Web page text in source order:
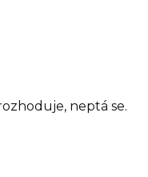
neptá se.